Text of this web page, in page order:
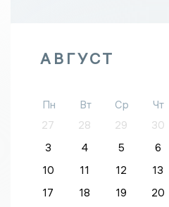
АВГУСТ
Пн Вт Ср Чт
27
28 29 30
3
4 5 6
10
11 12 13
17
18 19 20